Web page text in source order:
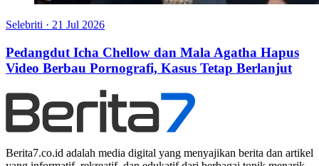
Selebriti · 21 Jul 2026
Pedangdut Icha Chellow dan Mala Agatha Hapus
Video Berbau Pornografi, Kasus Tetap Berlanjut
Berita7.co.id adalah media digital yang menyajikan berita dan artikel